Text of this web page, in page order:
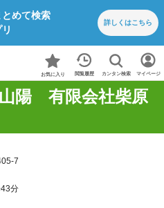
めて検索
詳しくはこちら
お気に入り 閲覧履歴 カンタン検索 マイページ
陽 有限会社柴原
7
分